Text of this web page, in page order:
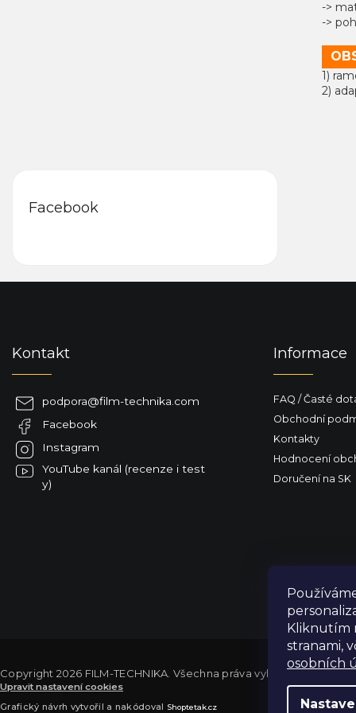
Kliknutím
stranami,
osobních
Výdejní sklad Praha: PO–PÁ 8:00–16:00. Při objednání a úhradě lze
Facebook
->
->
1)
2)
Kontakt
podpora@film-technika.com
Facebook
Instagram
YouTube kanál (recenze i test
y)
Informace
FAQ / Časté
Obchodní
Kontakty
Hodnocení
Doručení na SK
Copyright 2026 FILM-TECHNIKA . Všechna práva vyhrazena.
Upravit nastavení cookies
Grafický návrh vytvořil a nakódoval Shoptetak.cz